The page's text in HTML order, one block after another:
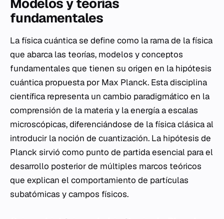
Modelos y teorías
fundamentales
La física cuántica se define como la rama de la física
que abarca las teorías, modelos y conceptos
fundamentales que tienen su origen en la hipótesis
cuántica propuesta por Max Planck. Esta disciplina
científica representa un cambio paradigmático en la
comprensión de la materia y la energía a escalas
microscópicas, diferenciándose de la física clásica al
introducir la noción de cuantización. La hipótesis de
Planck sirvió como punto de partida esencial para el
desarrollo posterior de múltiples marcos teóricos
que explican el comportamiento de partículas
subatómicas y campos físicos.